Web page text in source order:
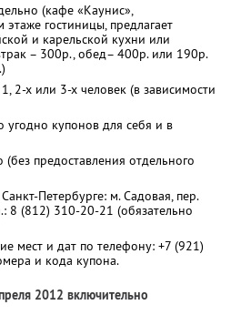
(кафе «Каунис»,
гостиницы, предлагает
и карельской кухни или
– 300р., обед– 400р. или 190р.
2-х или 3-х человек (в зависимости
угодно купонов для себя и в
предоставления отдельного
Петербурге: м. Садовая, пер.
8 (812) 310-20-21 (обязательно
мест и дат по телефону: +7 (921)
и кода купона.
2012 включительно